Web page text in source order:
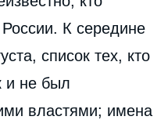
К середине
список тех, кто
и не был
властями; имена